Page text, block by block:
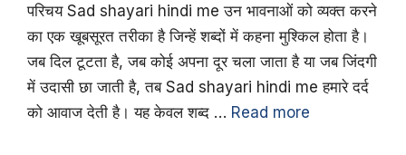
परिचय Sad shayari hindi me उन भावनाओं को व्यक्त करने
का एक खूबसूरत तरीका है जिन्हें शब्दों में कहना मुश्किल होता है।
जब दिल टूटता है, जब कोई अपना दूर चला जाता है या जब जिंदगी
में उदासी छा जाती है, तब Sad shayari hindi me हमारे दर्द
को आवाज देती है। यह केवल शब्द … Read more